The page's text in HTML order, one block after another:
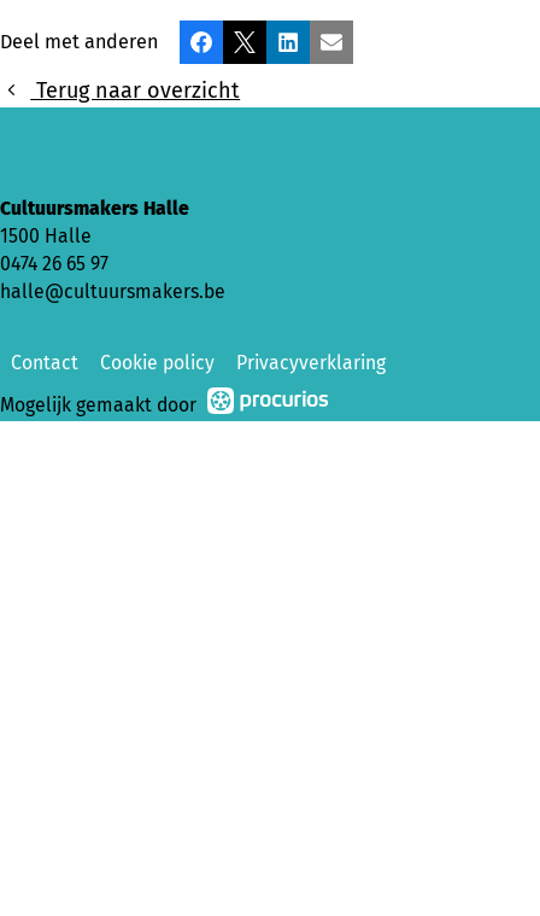
Deel met anderen Facebook
X LinkedInE-mail
Terug naar overzicht
Cultuursmakers Halle
1500 Halle
0474 26 65 97
halle@cultuursmakers.be
Contact Cookie policy
Privacyverklaring
Mogelijk gemaakt door